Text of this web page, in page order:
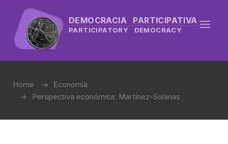
DEMOCRACIA PARTICIPATIVA
PARTICIPATORY DEMOCRACY
Home
Economía
Perspectiva económica: Martínez-Solanas